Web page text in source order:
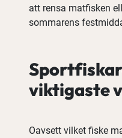
att rensa matfisken
sommarens
viktigaste
Oavsett vilket fiske